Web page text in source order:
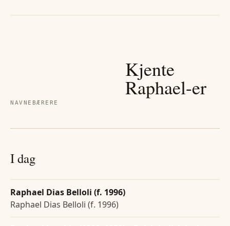
NAVNEBÆRERE
Kjente
Raphael-er
I dag
Raphael Dias Belloli (f. 1996)
Raphael Dias Belloli (f. 1996)